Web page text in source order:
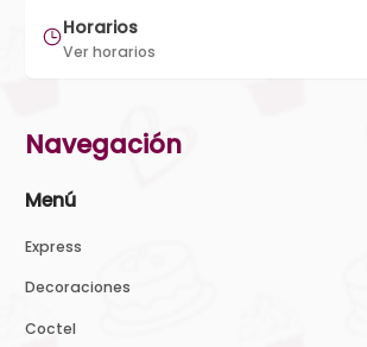
Horarios
Ver horarios
Navegación
Menú
Express
Decoraciones
Coctel